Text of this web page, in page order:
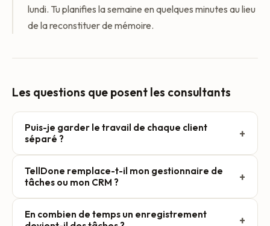
lundi. Tu planifies la semaine en quelques minutes au lieu
de la reconstituer de mémoire.
Les questions que posent les consultants
Puis-je garder le travail de chaque client
séparé ?
+
ajoute un tag, et TellDone classe les tâches, événements
compte, même si tu ne te souviens pas des mots exacts
TellDone remplace-t-il mon gestionnaire de
tâches ou mon CRM ?
+
outils que tu utilises déjà. Les actions issues d'un appel
En combien de temps un enregistrement
+